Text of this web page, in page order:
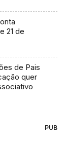
21 de
de Pais
quer
PUB